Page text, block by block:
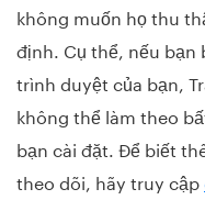
không muốn họ thu
định. Cụ thể, nếu
trình duyệt của bạn,
không thể làm theo
bạn cài đặt. Để biết
theo dõi, hãy truy cập